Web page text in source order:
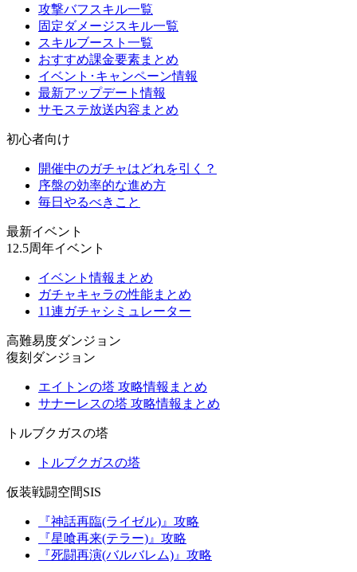
攻撃バフスキル一覧
固定ダメージスキル一覧
スキルブースト一覧
おすすめ課金要素まとめ
イベント･キャンペーン情報
最新アップデート情報
サモステ放送内容まとめ
初心者向け
開催中のガチャはどれを引く？
序盤の効率的な進め方
毎日やるべきこと
最新イベント
12.5周年イベント
イベント情報まとめ
ガチャキャラの性能まとめ
11連ガチャシミュレーター
高難易度ダンジョン
復刻ダンジョン
エイトンの塔 攻略情報まとめ
サナーレスの塔 攻略情報まとめ
トルブクガスの塔
トルブクガスの塔
仮装戦闘空間SIS
『神話再臨(ライゼル)』攻略
『星喰再来(テラー)』攻略
『死闘再演(バルバレム)』攻略